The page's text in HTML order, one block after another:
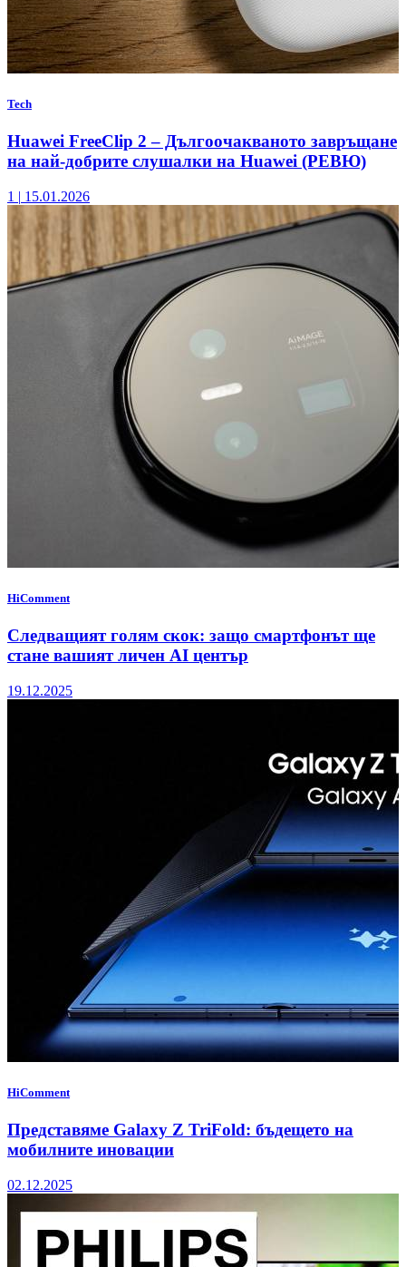
Tech
Huawei FreeClip 2 – Дългоочакваното завръщане
на най-добрите слушалки на Huawei (РЕВЮ)
1 | 15.01.2026
HiComment
Следващият голям скок: защо смартфонът ще
стане вашият личен AI център
19.12.2025
HiComment
Представяме Galaxy Z TriFold: бъдещето на
мобилните иновации
02.12.2025